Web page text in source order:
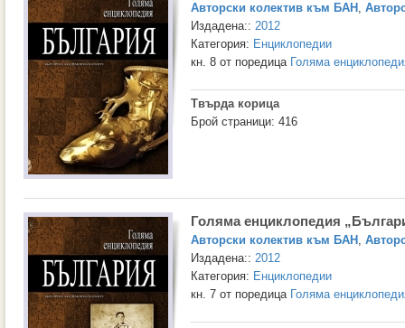
Авторски колектив към БАН ,
Издадена:: 2012
Категория: Енциклопедии
кн. 8 от поредица Голяма
Твърда корица
Брой страници: 416
Голяма енциклопедия
Авторски колектив към БАН ,
Издадена:: 2012
Категория: Енциклопедии
кн. 7 от поредица Голяма